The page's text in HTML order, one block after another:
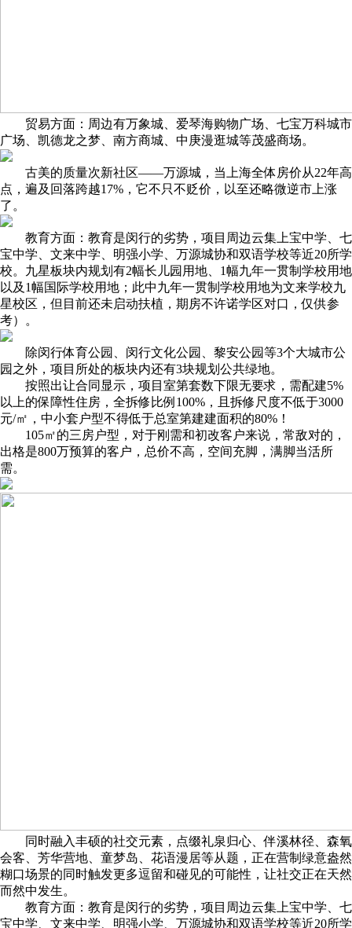
贸易方面：周边有万象城、爱琴海购物广场、七宝万科城市
广场、凯德龙之梦、南方商城、中庚漫逛城等茂盛商场。
古美的质量次新社区——万源城，当上海全体房价从22年高
点，遍及回落跨越17%，它不只不贬价，以至还略微逆市上涨
了。
教育方面：教育是闵行的劣势，项目周边云集上宝中学、七
宝中学、文来中学、明强小学、万源城协和双语学校等近20所学
校。九星板块内规划有2幅长儿园用地、1幅九年一贯制学校用地
以及1幅国际学校用地；此中九年一贯制学校用地为文来学校九
星校区，但目前还未启动扶植，期房不许诺学区对口，仅供参
考）。
除闵行体育公园、闵行文化公园、黎安公园等3个大城市公
园之外，项目所处的板块内还有3块规划公共绿地。
按照出让合同显示，项目室第套数下限无要求，需配建5%
以上的保障性住房，全拆修比例100%，且拆修尺度不低于3000
元/㎡，中小套户型不得低于总室第建建面积的80%！
105㎡的三房户型，对于刚需和初改客户来说，常敌对的，
出格是800万预算的客户，总价不高，空间充脚，满脚当活所
需。
同时融入丰硕的社交元素，点缀礼泉归心、伴溪林径、森氧
会客、芳华营地、童梦岛、花语漫居等从题，正在营制绿意盎然
糊口场景的同时触发更多逗留和碰见的可能性，让社交正在天然
而然中发生。
教育方面：教育是闵行的劣势，项目周边云集上宝中学、七
宝中学、文来中学、明强小学、万源城协和双语学校等近20所学